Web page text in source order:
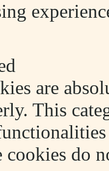
are
This
cookies do